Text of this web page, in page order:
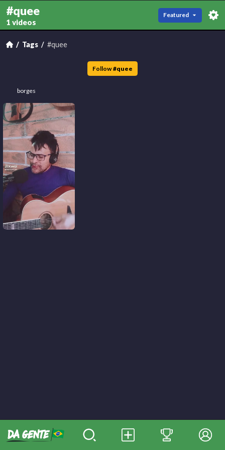
#quee
1 videos
Featured
Tags #quee
Follow #quee
borges